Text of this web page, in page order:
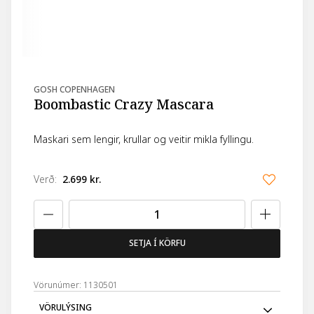
GOSH COPENHAGEN
Boombastic Crazy Mascara
Maskari sem lengir, krullar og veitir mikla fyllingu.
Verð: 2.699 kr.
SETJA Í KÖRFU
Vörunúmer: 1130501
VÖRULÝSING